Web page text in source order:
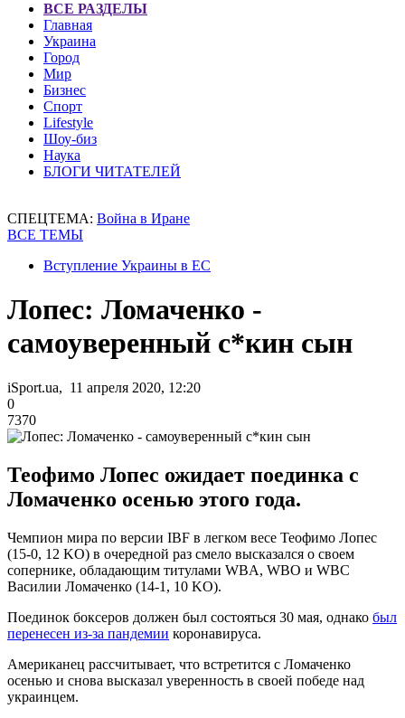
ВСЕ РАЗДЕЛЫ
Главная
Украина
Город
Мир
Бизнес
Спорт
Lifestyle
Шоу-биз
Наука
БЛОГИ ЧИТАТЕЛЕЙ
СПЕЦТЕМА: Война в Иране
ВСЕ ТЕМЫ
Вступление Украины в ЕС
Лопес: Ломаченко -
самоуверенный с*кин сын
iSport.ua, 11 апреля 2020, 12:20
0
7370
Теофимо Лопес ожидает поединка с
Ломаченко осенью этого года.
Чемпион мира по версии IBF в легком весе Теофимо Лопес
(15-0, 12 KO) в очередной раз смело высказался о своем
сопернике, обладающим титулами WBA, WBO и WBC
Василии Ломаченко (14-1, 10 KO).
Поединок боксеров должен был состояться 30 мая, однако был
перенесен из-за пандемии коронавируса.
Американец рассчитывает, что встретится с Ломаченко
осенью и снова высказал уверенность в своей победе над
украинцем.